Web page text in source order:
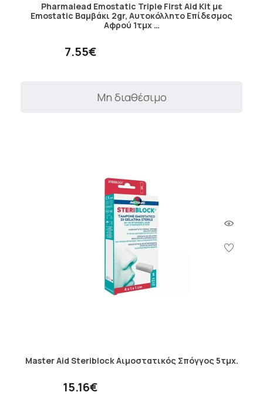
Pharmalead Emostatic Triple First Aid Kit με
Emostatic Βαμβάκι 2gr, Αυτοκόλλητο Επίδεσμος
Αφρού 1τμχ …
7.55€
Μη διαθέσιμο
Master Aid Steriblock Αιμοστατικός Σπόγγος 5τμχ.
15.16€